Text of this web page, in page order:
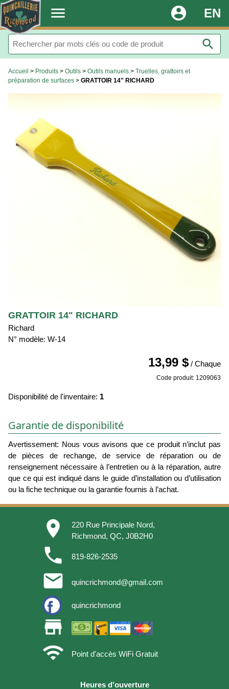
. menu EN
account_circle
search
Accueil > Produits > Outils > Outils manuels > Truelles, grattoirs et
préparation de surfaces > GRATTOIR 14" RICHARD
GRATTOIR 14" RICHARD
Richard
N° modèle: W-14
13,99 $ / Chaque
Code produit: 1209063
Disponibilité de l'inventaire: 1
Garantie de disponibilité
Avertissement: Nous vous avisons que ce produit n’inclut pas
de pièces de rechange, de service de réparation ou de
renseignement nécessaire à l’entretien ou à la réparation, autre
que ce qui est indiqué dans le guide d’installation ou d’utilisation
ou la fiche technique ou la garantie fournis à l’achat.
place
220 Rue Principale Nord,
Richmond, QC, J0B2H0
phone 819-826-2535
email quincrichmond@gmail.com
quincrichmond
store
wifi
Point d'accès WiFi Gratuit
Heures d'ouverture